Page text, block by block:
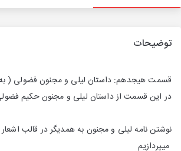
توضیحات
قسمت هیجدهم: داستان لیلی و مجنون فضولی ( به
در این قسمت از داستان لیلی و مجنون حکیم
نوشتن نامه لیلی و مجنون به همدیگر در قالب
میپردازیم